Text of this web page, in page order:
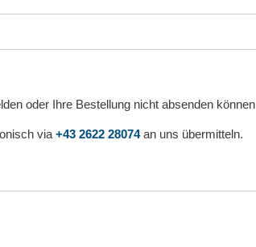
oder Ihre Bestellung nicht absenden können
via +43 2622 28074an uns übermitteln.